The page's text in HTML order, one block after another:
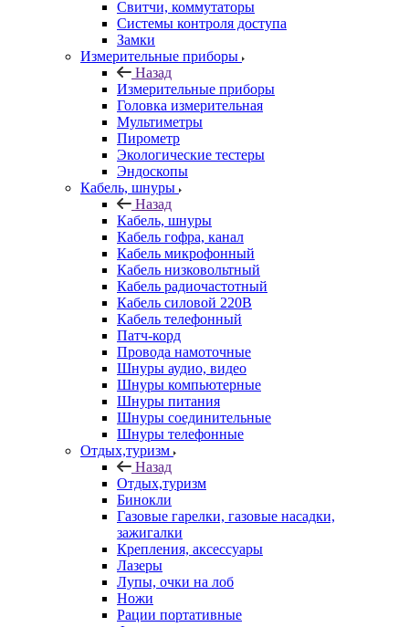
Свитчи, коммутаторы
Системы контроля доступа
Замки
Измерительные приборы
Назад
Измерительные приборы
Головка измерительная
Мультиметры
Пирометр
Экологические тестеры
Эндоскопы
Кабель, шнуры
Назад
Кабель, шнуры
Кабель гофра, канал
Кабель микрофонный
Кабель низковольтный
Кабель радиочастотный
Кабель силовой 220В
Кабель телефонный
Патч-корд
Провода намоточные
Шнуры аудио, видео
Шнуры компьютерные
Шнуры питания
Шнуры соединительные
Шнуры телефонные
Отдых,туризм
Назад
Отдых,туризм
Бинокли
Газовые гарелки, газовые насадки,
зажигалки
Крепления, аксессуары
Лазеры
Лупы, очки на лоб
Ножи
Рации портативные